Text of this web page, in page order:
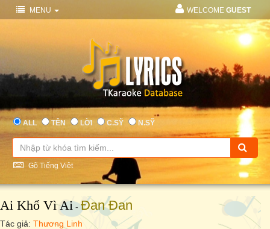
MENU WELCOME GUEST
ALL TÊN LỜI C.SỸ N.SỸ
Gõ Tiếng Việt
Ai Khổ Vì Ai -Đan Đan
Tác giả: Thương Linh